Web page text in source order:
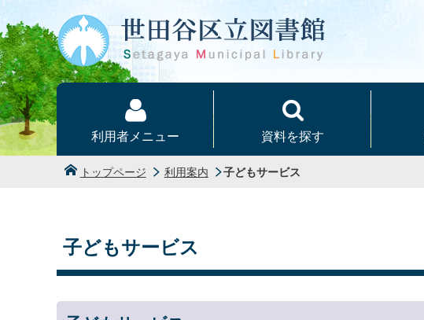
本文へ
利用者メニュー 資料を探す
トップページ 利用案内 子どもサービス
子どもサービス